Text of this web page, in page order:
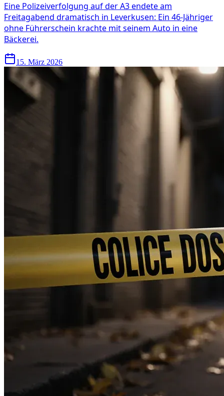
Eine Polizeiverfolgung auf der A3 endete am
Freitagabend dramatisch in Leverkusen: Ein 46-Jähriger
ohne Führerschein krachte mit seinem Auto in eine
Bäckerei.
15. März 2026